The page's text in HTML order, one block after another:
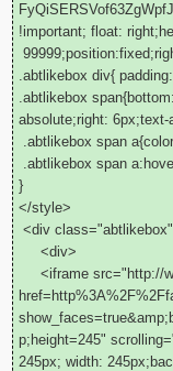
!important; float:
.abtlikebox div{
.abtlikebox
absolute;right:
.abtlikebox span
.abtlikebox span
}
</style>
<div
<div>
<iframe src="http://
p;height=245"
245px; width: